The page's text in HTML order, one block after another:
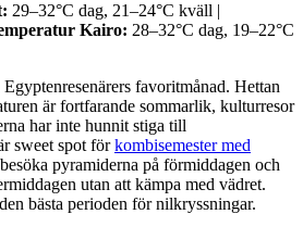
29–32°C dag, 21–24°C kväll |
Kairo: 28–32°C dag, 19–22°C
favoritmånad. Hettan
är fortfarande sommarlik, kulturresor
har inte hunnit stiga till
sweet spot förkombisemester med
pyramiderna på förmiddagen och
utan att kämpa med vädret.
bästa perioden för nilkryssningar.